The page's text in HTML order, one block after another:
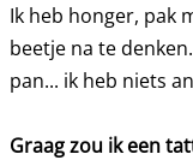
Ik heb honger, pak
beetje na te
pan... ik heb niets
Graag zou ik een